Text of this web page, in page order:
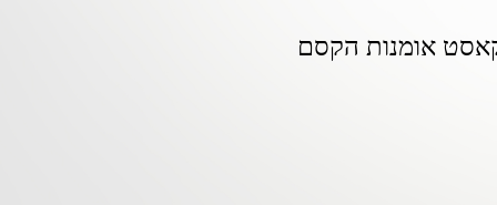
אומנות הקסם